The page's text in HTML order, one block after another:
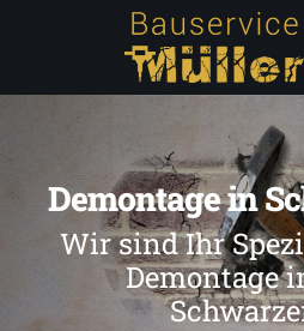
Demontage in
Wir sind Ihr
Demontage